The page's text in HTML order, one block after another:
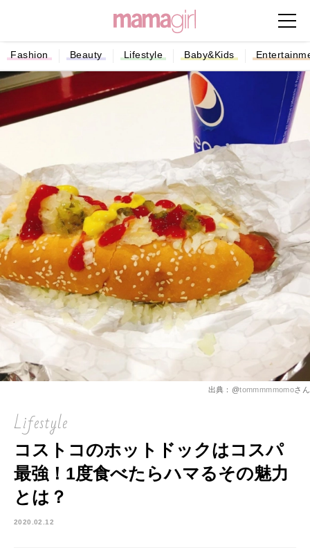
Fashion Beauty Lifestyle Baby&Kids
出典：@tommmmmomoさん
Lifestyle
コストコのホットドックはコスパ
最強！1度食べたらハマるその魅力
とは？
2020.02.12